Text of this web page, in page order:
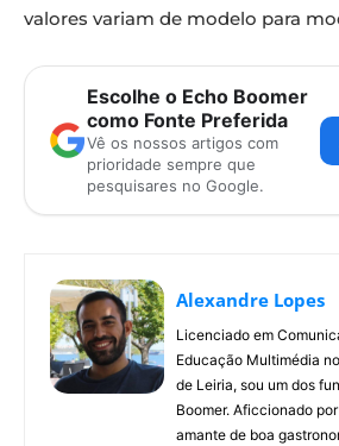
valores variam de modelo para
Escolhe o Echo Boomer
como Fonte Preferida
Vê os nossos artigos com
prioridade sempre que
pesquisares no Google.
Alexandre Lopes
Licenciado em
Educação Multimédia
de Leiria, sou um dos
Boomer. Aficcionado
amante de boa